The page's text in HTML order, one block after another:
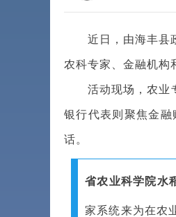
近日，由海丰县政
农科专家、金融机构
活动现场，农业专
银行代表则聚焦金
话。
省农业科学院水
家系统来为在农